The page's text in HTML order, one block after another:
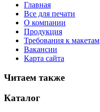
Главная
Все для печати
О компании
Продукция
Требования к макетам
Вакансии
Карта сайта
Читаем также
Каталог